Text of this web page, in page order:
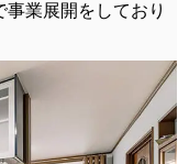
業展開をしており